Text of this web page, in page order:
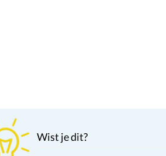
Wist je dit?